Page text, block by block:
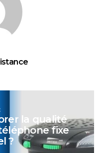
la qualité
fixe
?